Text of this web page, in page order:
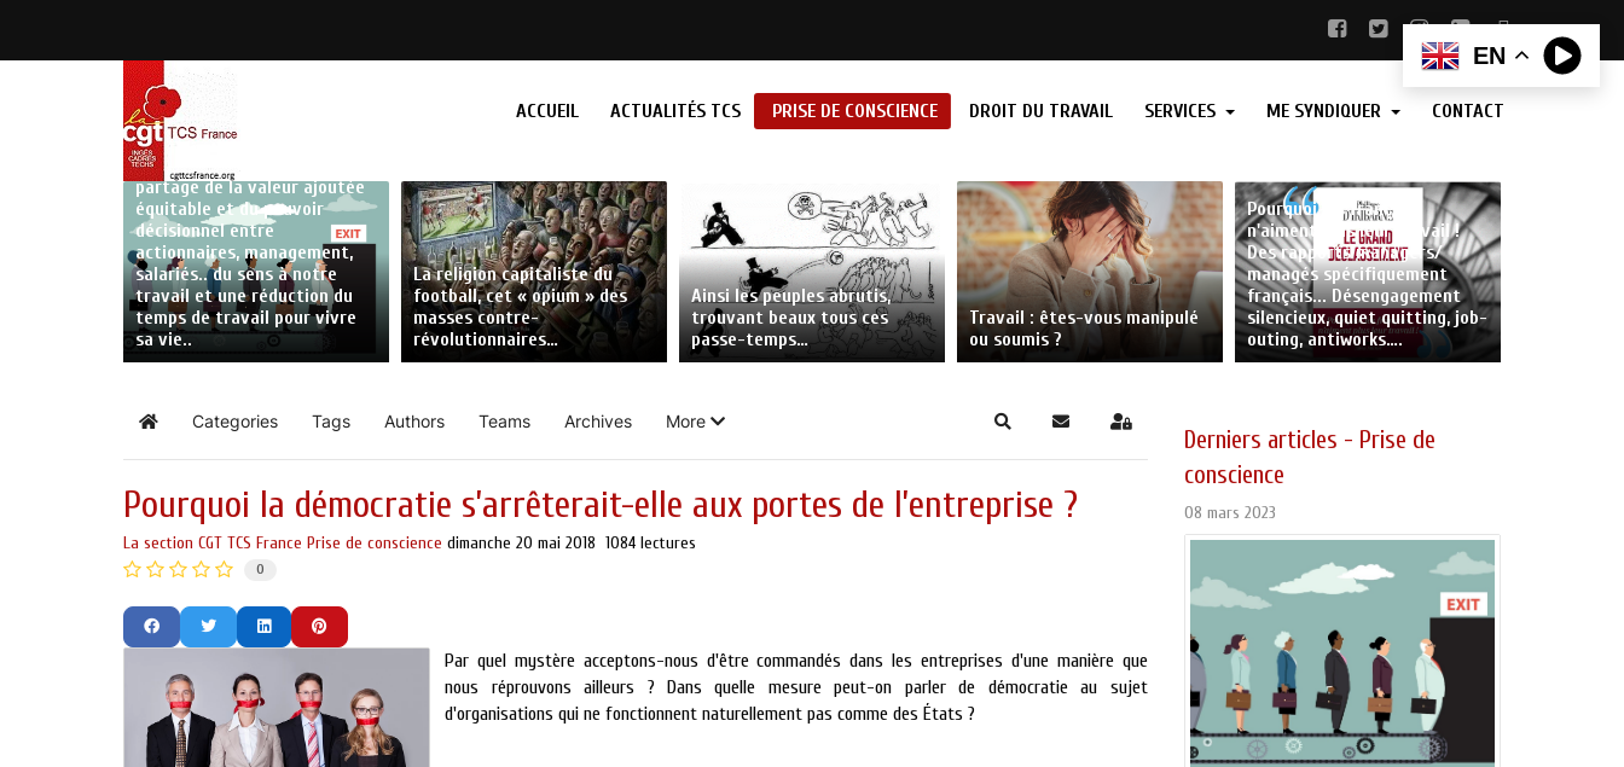
ACCUEIL ACTUALITÉS TCS PRISE DE CONSCIENCE DROIT DU TRAVAIL SERVICES ME SYNDIQUER CONTACT
Comment relancer
l’attractivité de l’entreprise
et lutter contre la Grande
démission ? Pour la CGT TCS
France ; mais aussi : par un
partage de la valeur ajoutée
équitable et du pouvoir
décisionnel entre
actionnaires, management,
salariés.. du sens à notre
travail et une réduction du
temps de travail pour vivre
sa vie..
La religion capitaliste du
football, cet « opium » des
masses contre-
révolutionnaires…
Ainsi les peuples abrutis,
trouvant beaux tous ces
passe-temps…
Travail : êtes-vous manipulé
ou soumis ?
Pourquoi les français
n'aiment plus leur travail !
Des rapports managers/
managés spécifiquement
français... Désengagement
silencieux, quiet quitting, job-
outing, antiworks….
Home Categories Tags Authors Teams Archives More SearchS'abonner au blog
Sign In
Pourquoi la démocratie s’arrêterait-elle aux portes de l’entreprise ?
La section CGT TCS France Prise de conscience dimanche 20 mai 2018 1084 lectures
0
Par quel mystère acceptons-nous d'être commandés dans les entreprises d'une manière que
nous réprouvons ailleurs ? Dans quelle mesure peut-on parler de démocratie au sujet
d'organisations qui ne fonctionnent naturellement pas comme des États ?
Derniers articles - Prise de
conscience
08 mars 2023
EN